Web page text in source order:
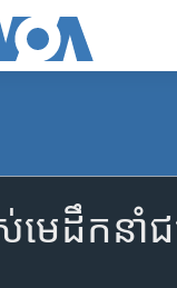
មេដឹកនាំ​